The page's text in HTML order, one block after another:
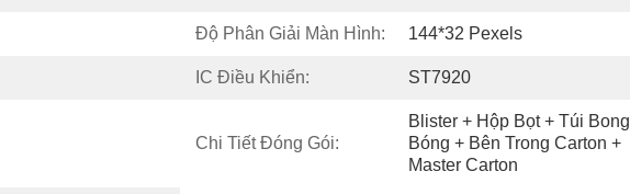
Độ Phân Giải Màn Hình: 144*32 Pexels
IC Điều Khiển: ST7920
Chi Tiết Đóng Gói:
Blister + Hộp Bọt + Túi Bong
Bóng + Bên Trong Carton +
Master Carton